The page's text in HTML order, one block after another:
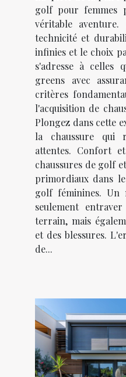
golf pour femmes
véritable
technicité et
infinies et le choix
s'adresse à celles
greens avec
critères
l'acquisition de
Plongez dans cette
la chaussure qui
attentes. Confort
chaussures de golf
primordiaux dans
golf féminines. Un
seulement
terrain, mais
et des blessures.
de...